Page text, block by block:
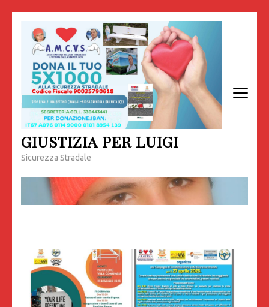
contenuto
(premi
invio)
GIUSTIZIA PER LUIGI
Sicurezza Stradale